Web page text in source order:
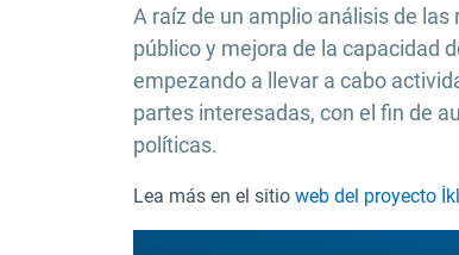
A raíz de un amplio análisis de
público y mejora de la capacidad
empezando a llevar a cabo
partes interesadas, con el fin de
políticas.
Lea más en el sitio web del proyecto